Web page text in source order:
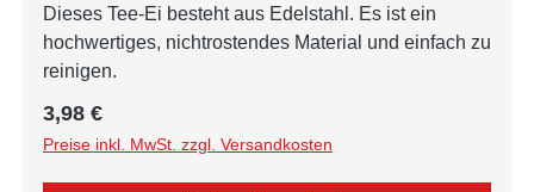
Dieses Tee-Ei besteht aus Edelstahl. Es ist ein
hochwertiges, nichtrostendes Material und einfach zu
reinigen.
Regulärer Preis:
3,98 €
Preise inkl. MwSt. zzgl. Versandkosten